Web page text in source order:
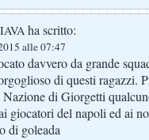
ha scritto:
alle 07:47
davvero da grande
di questi ragazzi.
Nazione di Giorgetti
giocatori del napoli ed ai
di goleada